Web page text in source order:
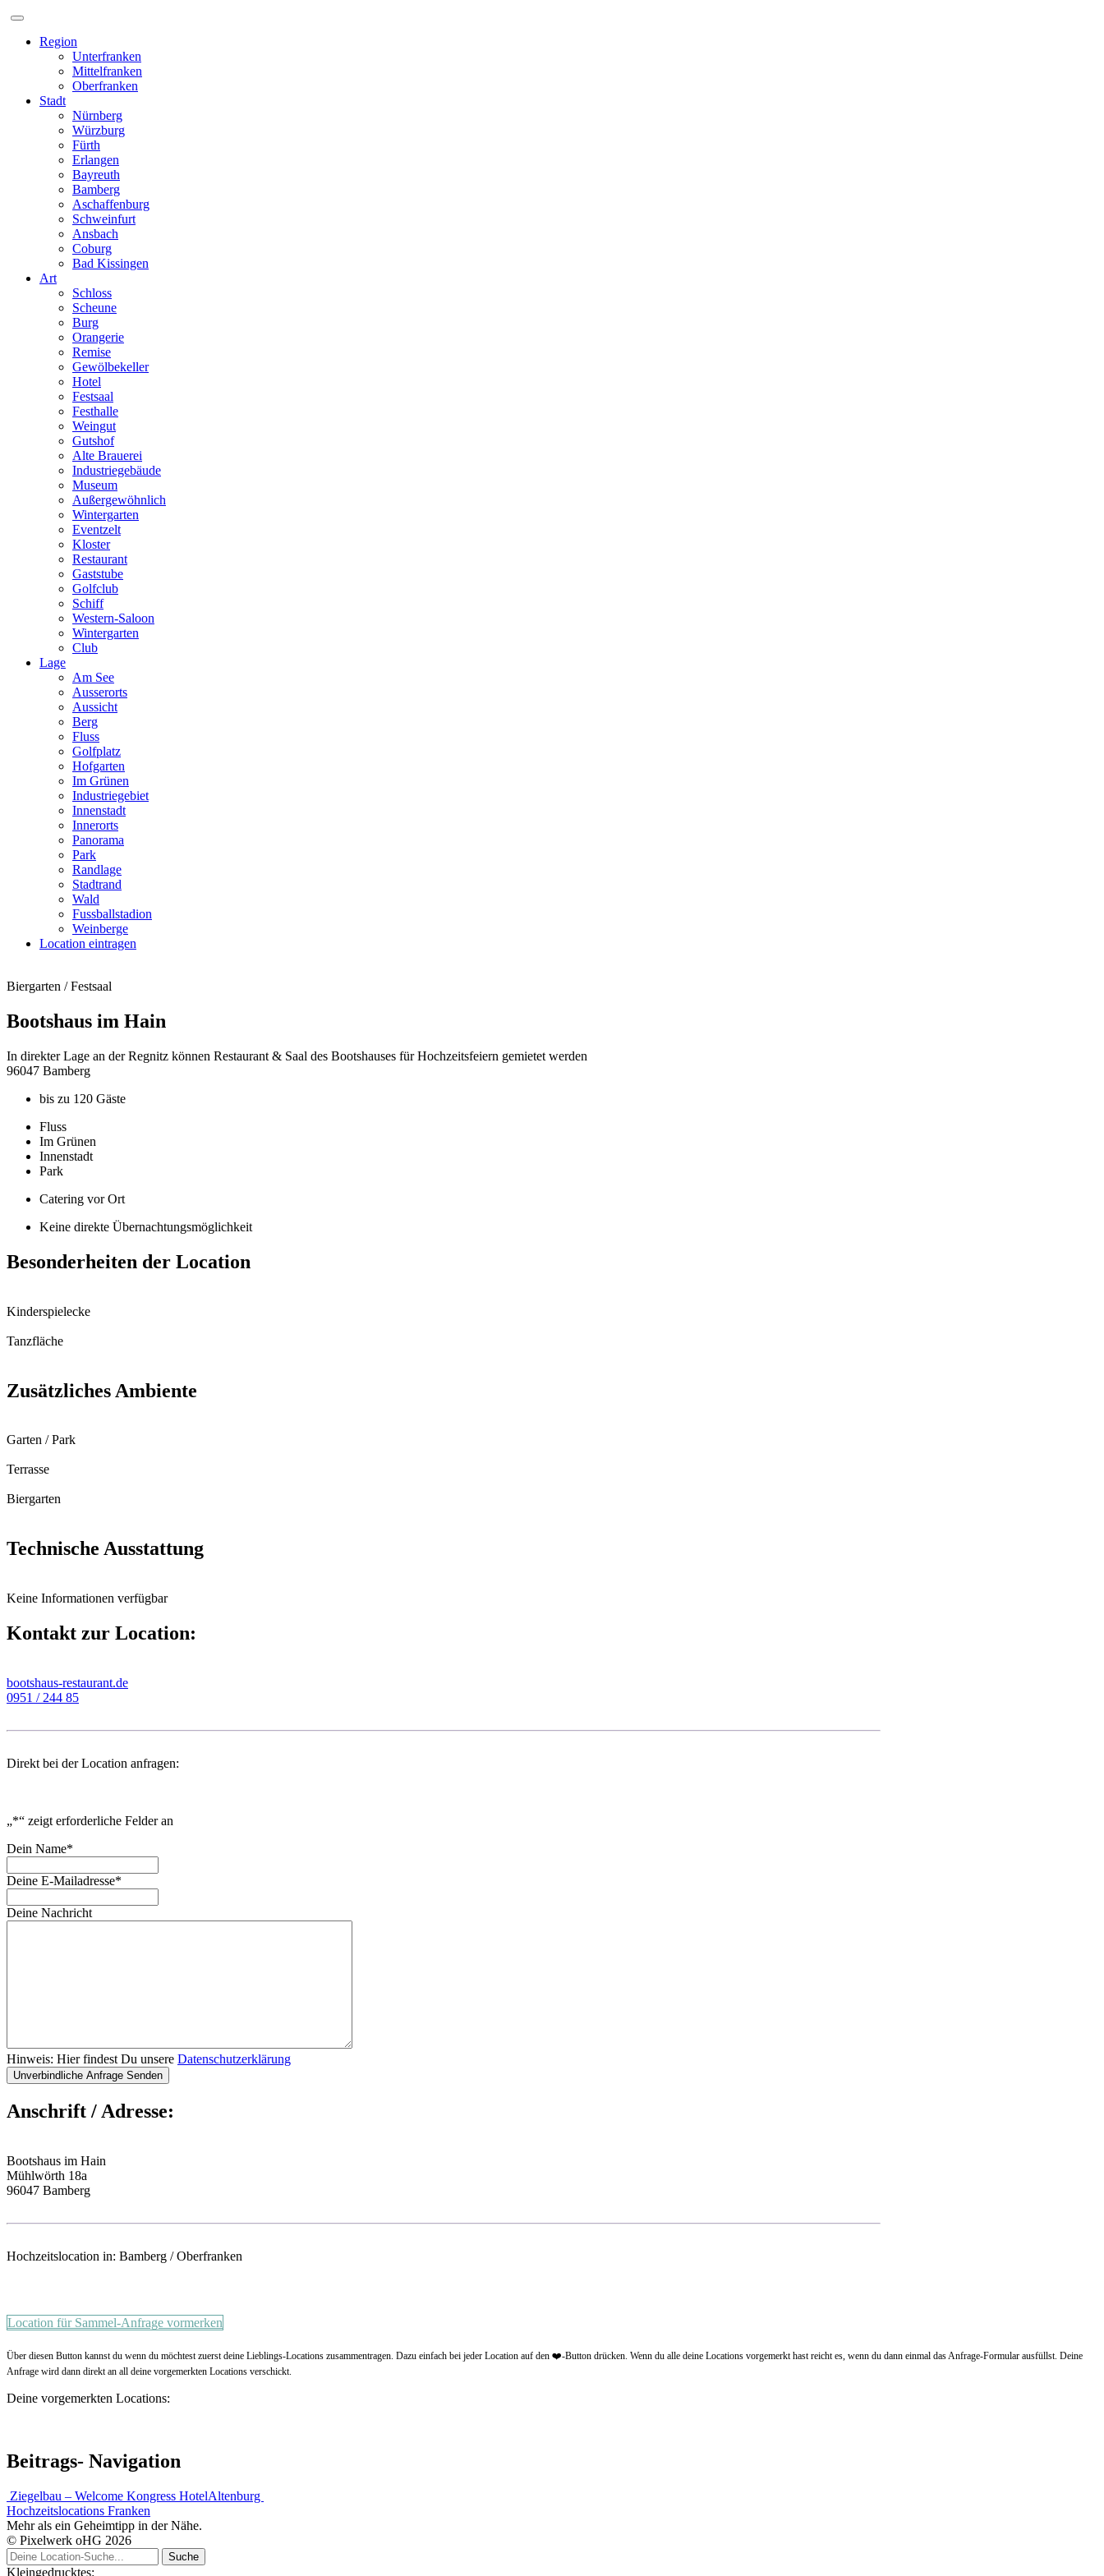
Zum
Region
Unterfranken
Mittelfranken
Oberfranken
Stadt
Nürnberg
Würzburg
Fürth
Erlangen
Bayreuth
Bamberg
Aschaffenburg
Schweinfurt
Ansbach
Coburg
Bad Kissingen
Art
Schloss
Scheune
Burg
Orangerie
Remise
Gewölbekeller
Hotel
Festsaal
Festhalle
Weingut
Gutshof
Alte Brauerei
Industriegebäude
Museum
Außergewöhnlich
Wintergarten
Eventzelt
Kloster
Restaurant
Gaststube
Golfclub
Schiff
Western-Saloon
Wintergarten
Club
Lage
Am See
Ausserorts
Aussicht
Berg
Fluss
Golfplatz
Hofgarten
Im Grünen
Industriegebiet
Innenstadt
Innerorts
Panorama
Park
Randlage
Stadtrand
Wald
Fussballstadion
Weinberge
Location eintragen
Biergarten / Festsaal
Bootshaus im Hain
In direkter Lage an der Regnitz können Restaurant & Saal des Bootshauses für Hochzeitsfeiern gemietet werden
96047 Bamberg
bis zu 120 Gäste
Fluss
Im Grünen
Innenstadt
Park
Catering vor Ort
Keine direkte Übernachtungsmöglichkeit
Besonderheiten der Location
Kinderspielecke
Tanzfläche
Zusätzliches Ambiente
Garten / Park
Terrasse
Biergarten
Technische Ausstattung
Keine Informationen verfügbar
Kontakt zur Location:
bootshaus-restaurant.de
0951 / 244 85
Direkt bei der Location anfragen:
„*“ zeigt erforderliche Felder an
Dein Name*
Deine E-Mailadresse*
Deine Nachricht
Hinweis: Hier findest Du unsere Datenschutzerklärung
Anschrift / Adresse:
Bootshaus im Hain
Mühlwörth 18a
96047 Bamberg
Hochzeitslocation in: Bamberg / Oberfranken
Location für Sammel-Anfrage vormerken
Über diesen Button kannst du wenn du möchtest zuerst deine Lieblings-Locations zusammentragen. Dazu einfach bei jeder Location auf den ❤️-Button drücken. Wenn du alle deine Locations vorgemerkt hast reicht es, wenn du dann einmal das Anfrage-Formular ausfüllst. Deine
Anfrage wird dann direkt an all deine vorgemerkten Locations verschickt.
Deine vorgemerkten Locations:
Beitrags- Navigation
Ziegelbau – Welcome Kongress HotelAltenburg
Hochzeitslocations Franken
Mehr als ein Geheimtipp in der Nähe.
© Pixelwerk oHG 2026
Kleingedrucktes: